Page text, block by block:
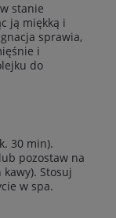
stanie
ją miękką i
sprawia,
i
do
30 min).
pozostaw na
kawy). Stosuj
w spa.